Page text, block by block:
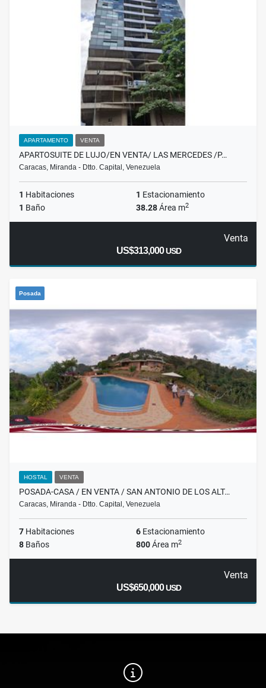
APARTAMENTO VENTA
APARTOSUITE DE LUJO/EN VENTA/ LAS MERCEDES /P…
Caracas, Miranda - Dtto. Capital, Venezuela
1 Habitaciones 1 Estacionamiento
1 Baño 38.28Área m2
Venta
US$313,000USD
Posada
HOSTAL VENTA
POSADA-CASA / EN VENTA / SAN ANTONIO DE LOS ALT…
Caracas, Miranda - Dtto. Capital, Venezuela
7 Habitaciones 6 Estacionamiento
8 Baños 800Área m2
Venta
US$650,000USD